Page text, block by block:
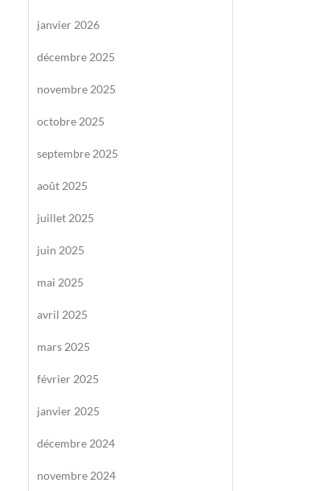
janvier 2026
décembre 2025
novembre 2025
octobre 2025
septembre 2025
août 2025
juillet 2025
juin 2025
mai 2025
avril 2025
mars 2025
février 2025
janvier 2025
décembre 2024
novembre 2024